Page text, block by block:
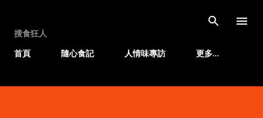
搜食狂人
首頁
隨心食記 人情味專訪 更多…